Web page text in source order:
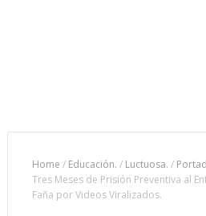
Home / Educación. / Luctuosa. /
Tres Meses de Prisión Preventiva al
Faña por Videos Viralizados.